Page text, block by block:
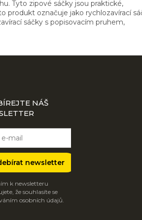
Tyto zipové sáčky jsou praktické,
produkt označuje jako rychlozavírací
sáčky s popisovacím pruhem,
NÁŠ
newsletter
k newsletteru
že souhlasíte se
osobních údajů.